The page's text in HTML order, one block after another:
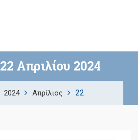
22 Απριλίου 2024
2024 Απρίλιος 22